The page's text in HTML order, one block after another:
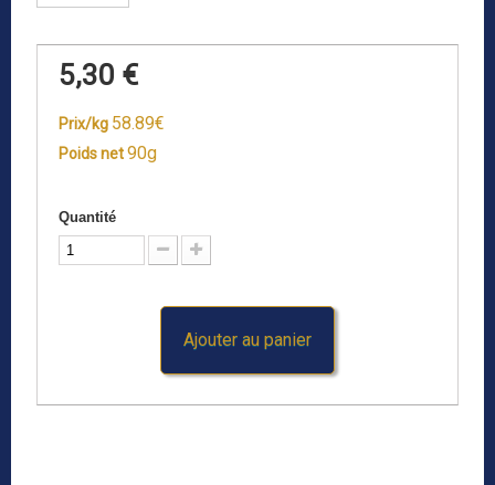
5,30 €
Prix/kg 58.89€
Poids net90g
Quantité
Ajouter au panier